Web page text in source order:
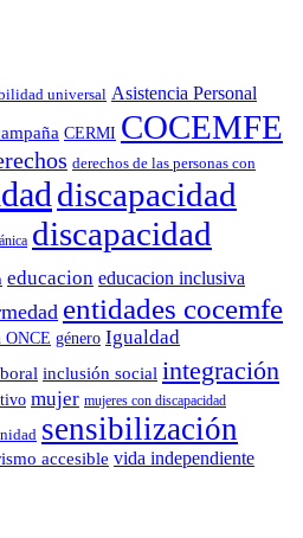
universal Asistencia Personal
CERMI COCEMFE
derechos de las personas con
discapacidad
discapacidad
educacion educacion inclusiva
entidades cocemfe
ONCE género Igualdad
inclusión social integración
mujer mujeres con discapacidad
sensibilización
accesible vida independiente